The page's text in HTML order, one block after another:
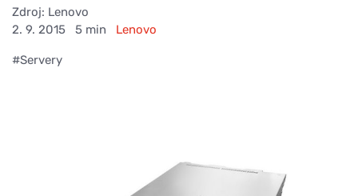
Zdroj: Lenovo
2. 9. 2015
5 min Lenovo
#Servery